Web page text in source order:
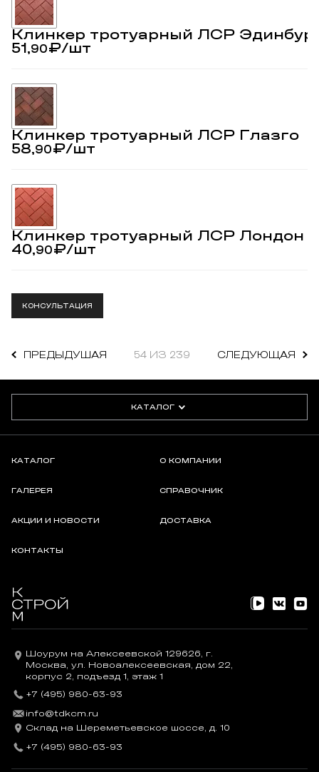
Клинкер тротуарный ЛСР
51,90₽/шт
Клинкер тротуарный ЛСР Глазго
58,90₽/шт
Клинкер тротуарный ЛСР Лондон
40,90₽/шт
КОНСУЛЬТАЦИЯ
ПРЕДЫДУШАЯ 54 ИЗ 239 СЛЕДУЮЩАЯ
КАТАЛОГ
КАТАЛОГ О КОМПАНИИ
ГАЛЕРЕЯ СПРАВОЧНИК
АКЦИИ И НОВОСТИ ДОСТАВКА
КОНТАКТЫ
Шоурум на Алексеевской 129626, г.
Москва, ул. Новоалексеевская, дом 22,
корпус 2, подъезд 1, этаж 1
+7 (495) 980-63-93
info@tdkcm.ru
Склад на Шереметьевское шоссе, д. 10
+7 (495) 980-63-93